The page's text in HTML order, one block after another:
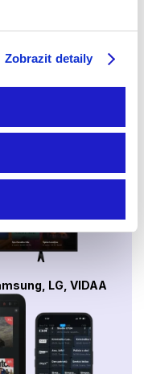
Zobrazit detaily
zařízeních
LG, VIDAA